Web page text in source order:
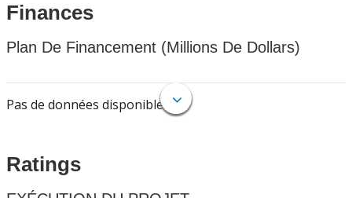
Finances
Plan De Financement (Millions De Dollars)
Pas de données disponibles.
Ratings